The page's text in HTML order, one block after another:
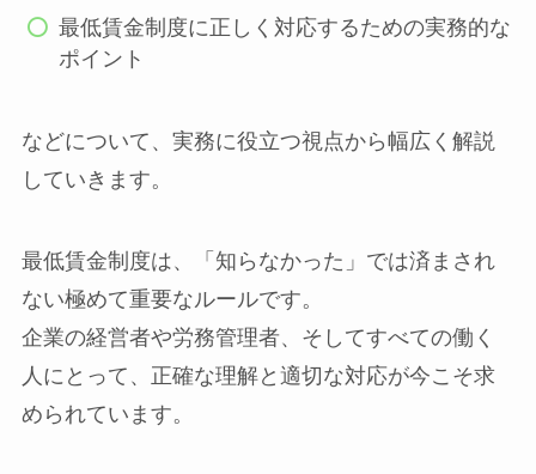
最低賃金制度に正しく対応するための実務的な
ポイント
などについて、実務に役立つ視点から幅広く解説
していきます。
最低賃金制度は、「知らなかった」では済まされ
ない極めて重要なルールです。
企業の経営者や労務管理者、そしてすべての働く
人にとって、正確な理解と適切な対応が今こそ求
められています。